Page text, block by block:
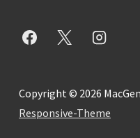
Copyright © 2026
Responsive-Theme